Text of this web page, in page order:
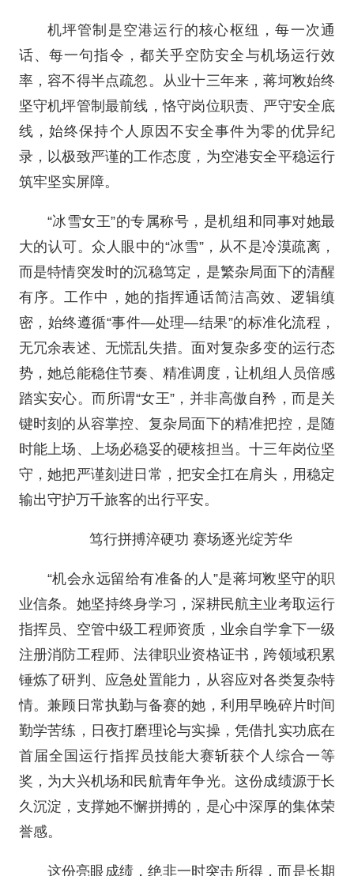
机坪管制是空港运行的核心枢纽，每一次通
话、每一句指令，都关乎空防安全与机场运行效
率，容不得半点疏忽。从业十三年来，蒋坷敉始终
坚守机坪管制最前线，恪守岗位职责、严守安全底
线，始终保持个人原因不安全事件为零的优异纪
录，以极致严谨的工作态度，为空港安全平稳运行
筑牢坚实屏障。
“冰雪女王”的专属称号，是机组和同事对她最
大的认可。众人眼中的“冰雪”，从不是冷漠疏离，
而是特情突发时的沉稳笃定，是繁杂局面下的清醒
有序。工作中，她的指挥通话简洁高效、逻辑缜
密，始终遵循“事件—处理—结果”的标准化流程，
无冗余表述、无慌乱失措。面对复杂多变的运行态
势，她总能稳住节奏、精准调度，让机组人员倍感
踏实安心。而所谓“女王”，并非高傲自矜，而是关
键时刻的从容掌控、复杂局面下的精准把控，是随
时能上场、上场必稳妥的硬核担当。十三年岗位坚
守，她把严谨刻进日常，把安全扛在肩头，用稳定
输出守护万千旅客的出行平安。
笃行拼搏淬硬功 赛场逐光绽芳华
“机会永远留给有准备的人”是蒋坷敉坚守的职
业信条。她坚持终身学习，深耕民航主业考取运行
指挥员、空管中级工程师资质，业余自学拿下一级
注册消防工程师、法律职业资格证书，跨领域积累
锤炼了研判、应急处置能力，从容应对各类复杂特
情。兼顾日常执勤与备赛的她，利用早晚碎片时间
勤学苦练，日夜打磨理论与实操，凭借扎实功底在
首届全国运行指挥员技能大赛斩获个人综合一等
奖，为大兴机场和民航青年争光。这份成绩源于长
久沉淀，支撑她不懈拼搏的，是心中深厚的集体荣
誉感。
这份亮眼成绩，绝非一时突击所得，而是长期